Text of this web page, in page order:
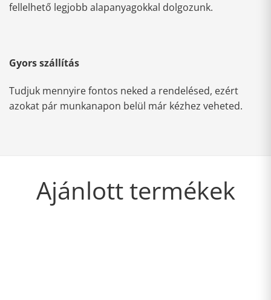
fellelhető legjobb alapanyagokkal dolgozunk.
Gyors szállítás
Tudjuk mennyire fontos neked a rendelésed, ezért
azokat pár munkanapon belül már kézhez veheted.
Ajánlott termékek